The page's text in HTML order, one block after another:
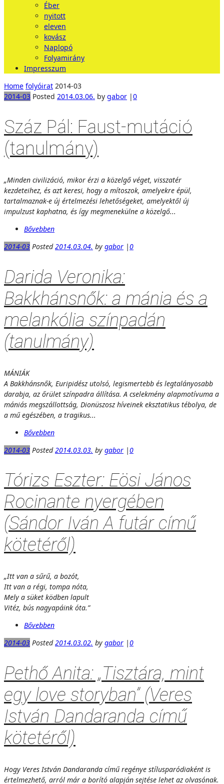
Éber
nyitott
eleven
kovász
Naplopó
Folyamirány
Impresszum
Home folyóirat 2014-03
2014-03 Posted 2014.03.06. by gabor |0
Száz Pál: Faust-mutáció
(tanulmány)
„Minden civilizáció, mikor érzi a közelgő véget, visszatér
kezdeteihez, és azt keresi, hogy a mítoszok, amelyekre épül,
tartalmaznak-e új értelmezési lehetőségeket, amelyektől új
impulzust kaphatna, és így megmenekülne a közelgő...
Bővebben
2014-03 Posted2014.03.04. by gabor |0
Darida Veronika:
Bakkhánsnők: a mánia és a
melankólia színpadán
(tanulmány)
MÁNIÁK
A Bakkhánsnők, Euripidész utolsó, legismertebb és legtalányosabb
darabja, az őrület színpadra állítása. A cselekmény alapmotívuma a
mániás megszállottság, Dionüszosz híveinek eksztatikus tébolya, de
a mű egészében, a tragikus...
Bővebben
2014-03 Posted2014.03.03. by gabor |0
Tórizs Eszter: Eösi János
Rocinante nyergében
(Sándor Iván A futár című
kötetéről)
„Itt van a sűrű, a bozót,
Itt van a régi, tompa nóta,
Mely a süket ködben lapult
Vitéz, bús nagyapáink óta.”
Bővebben
2014-03 Posted2014.03.02. by gabor |0
Pethő Anita: „Tisztára, mint
egy love storyban” (Veres
István Dandaranda című
kötetéről)
Hogy Veres István Dandaranda című regénye stílusparódiaként is
értelmezhető, arról már a borító alapján sejtése lehet az olvasónak.